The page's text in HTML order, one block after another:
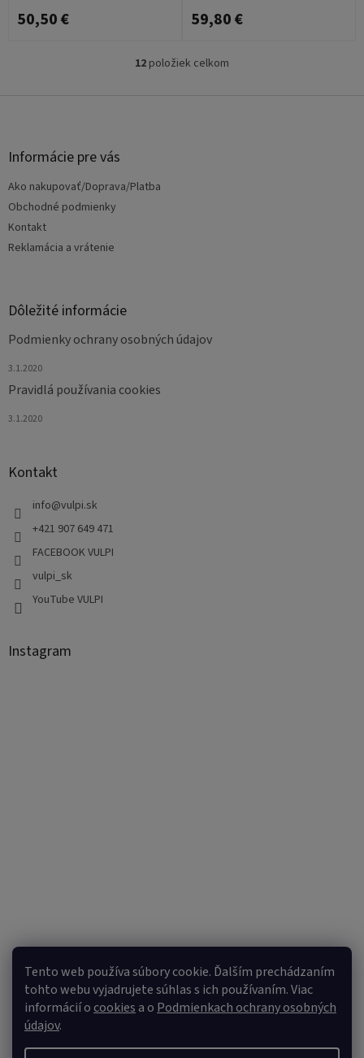
Tento web používa súbory cookie. Ďalším prechádzaním
tohto webu vyjadrujete súhlas s ich používaním. Viac
informácií ocookiesa o Podmienkach ochrany osobných
údajov.
50,50 € 59,80 €
O
i
s
12 položiek celkom
Informácie pre vás
Ako nakupovať/Doprava/Platba
Obchodné podmienky
Kontakt
Reklamácia a vrátenie
Dôležité informácie
Podmienky ochrany osobných údajov
3.1.2020
Pravidlá používania cookies
3.1.2020
Kontakt
info@vulpi.sk
+421 907 649 471
FACEBOOK VULPI
vulpi_sk
YouTube VULPI
Instagram